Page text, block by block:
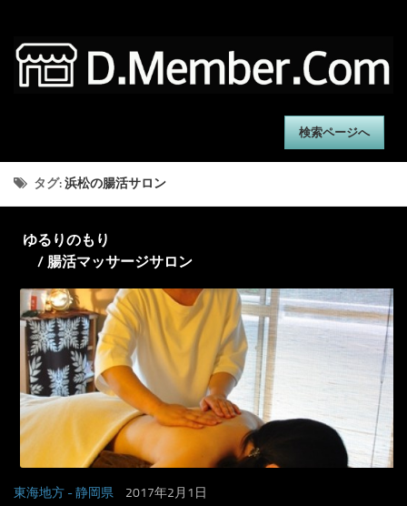
検索ページへ
タグ:浜松の腸活サロン
ゆるりのもり
/ 腸活マッサージサロン
東海地方 - 静岡県 2017年2月1日